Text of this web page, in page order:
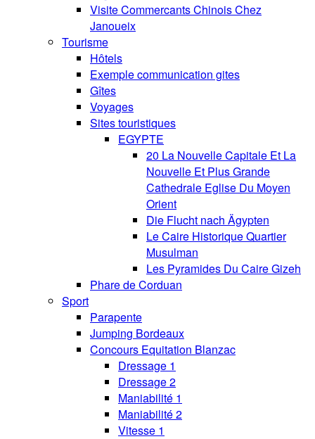
Visite Commercants Chinois Chez
Janoueix
Tourisme
Hôtels
Exemple communication gites
Gîtes
Voyages
Sites touristiques
EGYPTE
20 La Nouvelle Capitale Et La
Nouvelle Et Plus Grande
Cathedrale Eglise Du Moyen
Orient
Die Flucht nach Ägypten
Le Caire Historique Quartier
Musulman
Les Pyramides Du Caire Gizeh
Phare de Corduan
Sport
Parapente
Jumping Bordeaux
Concours Equitation Blanzac
Dressage 1
Dressage 2
Maniabilité 1
Maniabilité 2
Vitesse 1